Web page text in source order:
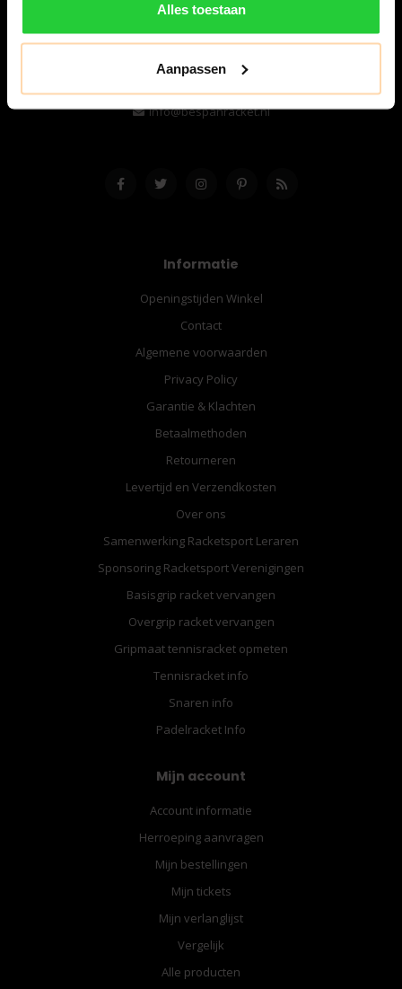
Alles toestaan
Aanpassen
8224 AA Lelystad
Nederland
06-57276080
info@bespanracket.nl
Informatie
Openingstijden Winkel
Contact
Algemene voorwaarden
Privacy Policy
Garantie & Klachten
Betaalmethoden
Retourneren
Levertijd en Verzendkosten
Over ons
Samenwerking Racketsport Leraren
Sponsoring Racketsport Verenigingen
Basisgrip racket vervangen
Overgrip racket vervangen
Gripmaat tennisracket opmeten
Tennisracket info
Snaren info
Padelracket Info
Mijn account
Account informatie
Herroeping aanvragen
Mijn bestellingen
Mijn tickets
Mijn verlanglijst
Vergelijk
Alle producten